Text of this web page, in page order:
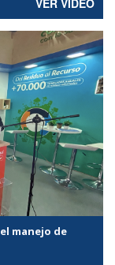
manejo de